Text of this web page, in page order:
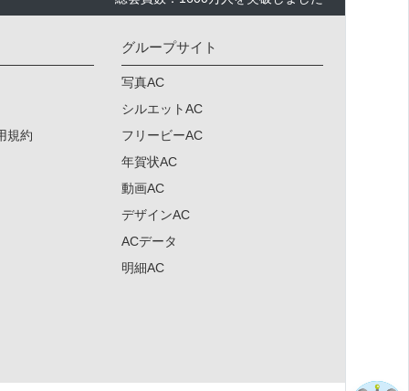
規約
グループサイト
写真AC
シルエットAC
フリービーAC
年賀状AC
動画AC
デザインAC
ACデータ
明細AC